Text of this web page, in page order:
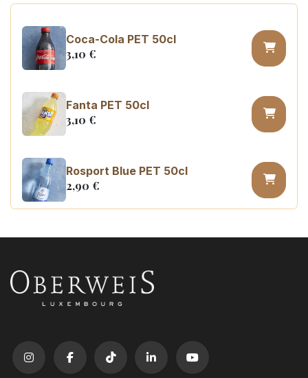
Coca-Cola PET 50cl
3,10 €
Fanta PET 50cl
3,10 €
Rosport Blue PET 50cl
2,90 €